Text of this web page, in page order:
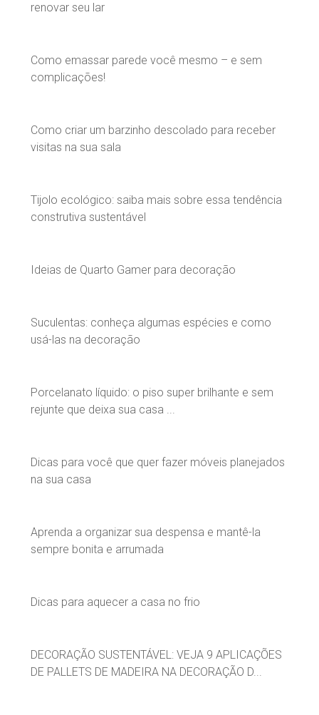
renovar seu lar
Como emassar parede você mesmo – e sem
complicações!
Como criar um barzinho descolado para receber
visitas na sua sala
Tijolo ecológico: saiba mais sobre essa tendência
construtiva sustentável
Ideias de Quarto Gamer para decoração
Suculentas: conheça algumas espécies e como
usá-las na decoração
Porcelanato líquido: o piso super brilhante e sem
rejunte que deixa sua casa ...
Dicas para você que quer fazer móveis planejados
na sua casa
Aprenda a organizar sua despensa e mantê-la
sempre bonita e arrumada
Dicas para aquecer a casa no frio
DECORAÇÃO SUSTENTÁVEL: VEJA 9 APLICAÇÕES
DE PALLETS DE MADEIRA NA DECORAÇÃO D...